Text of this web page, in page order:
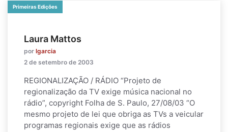
Primeiras Edições
Laura Mattos
por lgarcia
2 de setembro de 2003
REGIONALIZAÇÃO / RÁDIO “Projeto de
regionalização da TV exige música nacional no
rádio”, copyright Folha de S. Paulo, 27/08/03 “O
mesmo projeto de lei que obriga as TVs a veicular
programas regionais exige que as rádios